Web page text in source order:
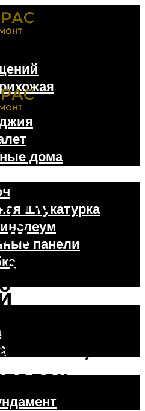
дома
штукатурка
панели
но
фото
пол,